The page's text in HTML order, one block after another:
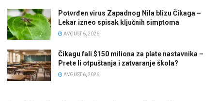
Potvrđen virus Zapadnog Nila blizu Čikaga –
Lekar izneo spisak ključnih simptoma
AVGUST 6, 2026
Čikagu fali $150 miliona za plate nastavnika –
Prete li otpuštanja i zatvaranje škola?
AVGUST 6, 2026